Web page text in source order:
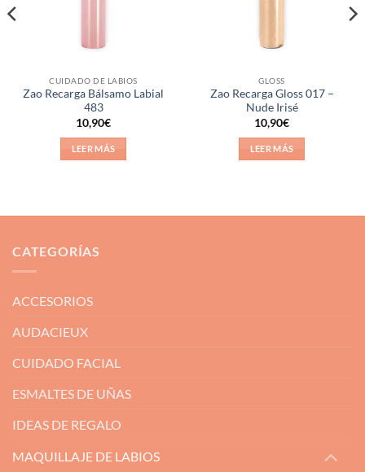
CUIDADO DE LABIOS
Zao Recarga Bálsamo Labial
483
10,90€
LEER MÁS
GLOSS
Zao Recarga Gloss 017 –
Nude Irisé
10,90€
LEER MÁS
CATEGORÍAS
ACCESORIOS
AUDACIEUX
CUIDADO FACIAL
ESMALTES DE UÑAS
IDEAS DE REGALO
MAQUILLAJE DE LABIOS